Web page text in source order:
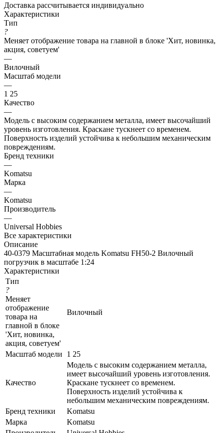
Доставка рассчитывается индивидуально
Характеристики
Тип
?
Меняет отображение товара на главной в блоке 'Хит, новинка,
акция, советуем'
—
Вилочный
Масштаб модели
—
1 25
Качество
—
Модель с высоким содержанием металла, имеет высочайший
уровень изготовления. Краскане тускнеет со временем.
Поверхность изделий устойчива к небольшим механическим
повреждениям.
Бренд техники
—
Komatsu
Марка
—
Komatsu
Производитель
—
Universal Hobbies
Все характеристики
Описание
40-0379 Масштабная модель Komatsu FH50-2 Вилочный
погрузчик в масштабе 1:24
Характеристики
Тип
?
Меняет
отображение
товара на
главной в блоке
'Хит, новинка,
акция, советуем'
Вилочный
Масштаб модели 1 25
Качество
Модель с высоким содержанием металла,
имеет высочайший уровень изготовления.
Краскане тускнеет со временем.
Поверхность изделий устойчива к
небольшим механическим повреждениям.
Бренд техники
Komatsu
Марка
Komatsu